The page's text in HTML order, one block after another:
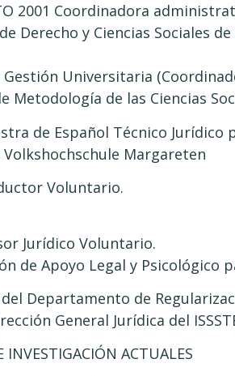
2001 Coordinadora
Derecho y Ciencias Sociales
Gestión Universitaria
Metodología de las Ciencias
de Español Técnico
Margareten
Voluntario.
Jurídico Voluntario.
de Apoyo Legal y
del Departamento de
General Jurídica del
INVESTIGACIÓN ACTUALES